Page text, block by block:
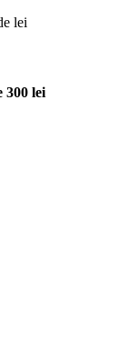
lei
300 lei